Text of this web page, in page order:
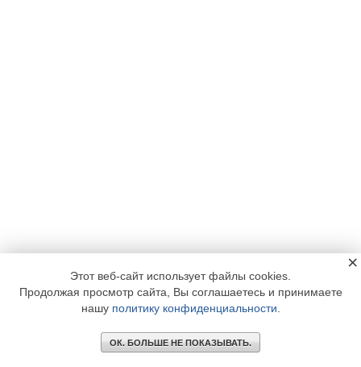
Этот веб-сайт использует файлы cookies.
Продолжая просмотр сайта, Вы соглашаетесь и принимаете
нашу политику конфиденциальности
ОК. БОЛЬШЕ НЕ ПОКАЗЫВАТЬ.
×